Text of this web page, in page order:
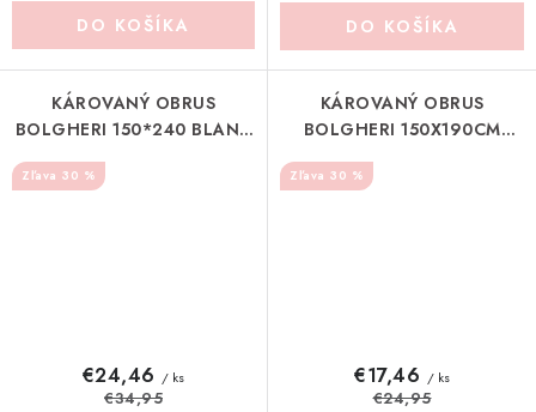
DO KOŠÍKA DO KOŠÍKA
KÁROVANÝ OBRUS
BOLGHERI 150*240 BLANC
MARICLO (A3851999AZ)
30 %
€24,46 / ks
€34,95
KÁROVANÝ OBRUS
BOLGHERI 150X190CM
BLANC MARICLO
(A3851899AZ)
30 %
€17,46 / ks
€24,95